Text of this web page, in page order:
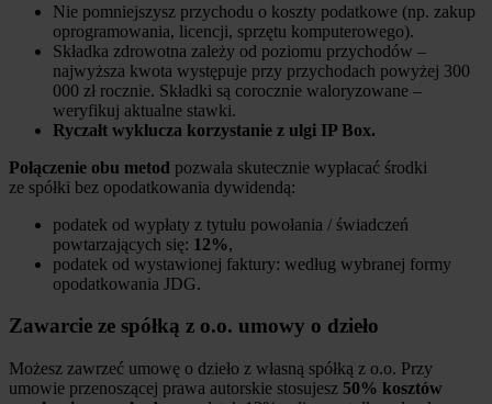
Nie pomniejszysz przychodu o koszty podatkowe (np. zakup
oprogramowania, licencji, sprzętu komputerowego).
Składka zdrowotna zależy od poziomu przychodów –
najwyższa kwota występuje przy przychodach powyżej 300
000 zł rocznie. Składki są corocznie waloryzowane –
weryfikuj aktualne stawki.
Ryczałt wyklucza korzystanie z ulgi IP Box.
Połączenie obu metod pozwala skutecznie wypłacać środki
ze spółki bez opodatkowania dywidendą:
podatek od wypłaty z tytułu powołania / świadczeń
powtarzających się: 12%,
podatek od wystawionej faktury: według wybranej formy
opodatkowania JDG.
Zawarcie ze spółką z o.o. umowy o dzieło
Możesz zawrzeć umowę o dzieło z własną spółką z o.o. Przy
umowie przenoszącej prawa autorskie stosujesz 50% kosztów